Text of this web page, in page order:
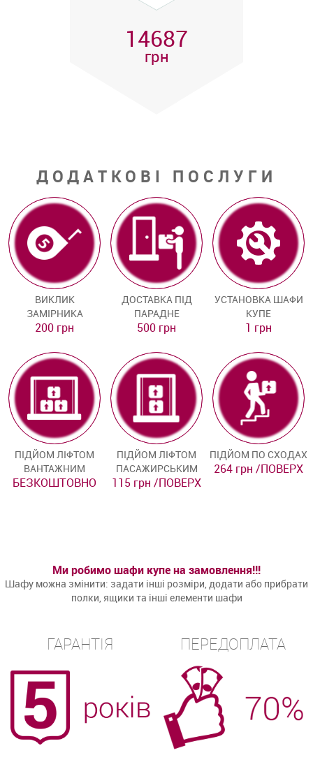
14687
грн
ДОДАТКОВІ ПОСЛУГИ
ВИКЛИК
ЗАМІРНИКА
200 грн
ДОСТАВКА ПІД
ПАРАДНЕ
500 грн
УСТАНОВКА ШАФИ
КУПЕ
1 грн
ПІДЙОМ ЛІФТОМ
ВАНТАЖНИМ
БЕЗКОШТОВНО
ПІДЙОМ ЛІФТОМ
ПАСАЖИРСЬКИМ
115 грн /ПОВЕРХ
ПІДЙОМ ПО СХОДАХ
264 грн /ПОВЕРХ
Ми робимо шафи купе на замовлення!!!
Шафу можна змінити: задати інші розміри, додати або прибрати
полки, ящики та інші елементи шафи
ГАРАНТІЯ ПЕРЕДОПЛАТА